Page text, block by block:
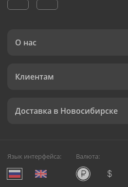
О нас
Клиентам
Доставка в Новосибирске
Язык интерфейса: Валюта: